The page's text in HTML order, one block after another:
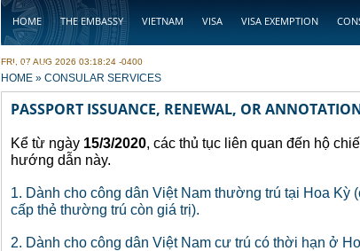
HOME THE EMBASSY VIETNAM VISA VISA EXEMPTION
BUSINESS
FRI, 07 AUG 2026 03:18:24 -0400
YOU ARE HERE
HOME » CONSULAR SERVICES
PASSPORT ISSUANCE, RENEWAL, OR
Kể từ ngày 15/3/2020, các thủ tục liên quan đến hộ
hướng dẫn này.
1. Dành cho công dân Việt Nam thường trú tại Hoa Kỳ
cấp thẻ thường trú còn giá trị).
2. Dành cho công dân Việt Nam cư trú có thời hạn ở